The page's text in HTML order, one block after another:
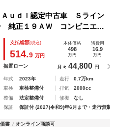
ｕｄｉ認定中古車 Ｓライン
純正１９ＡＷ コンビニエン
ＡＣＣ サイドアシスト レ
ェイス 禁煙
支払総額(税込)
514.9 万円
本体価格
498
万円
諸費用
16.9
万円
据置ローン 月々 44,800 円
年式 2023年 走行
0.7万km
車検
車検整備付 排気
2000cc
整備
法定整備付 修復
なし
保証
保証付 (2027(令和9)年6月まで・走行無制
書 オンライン商談可